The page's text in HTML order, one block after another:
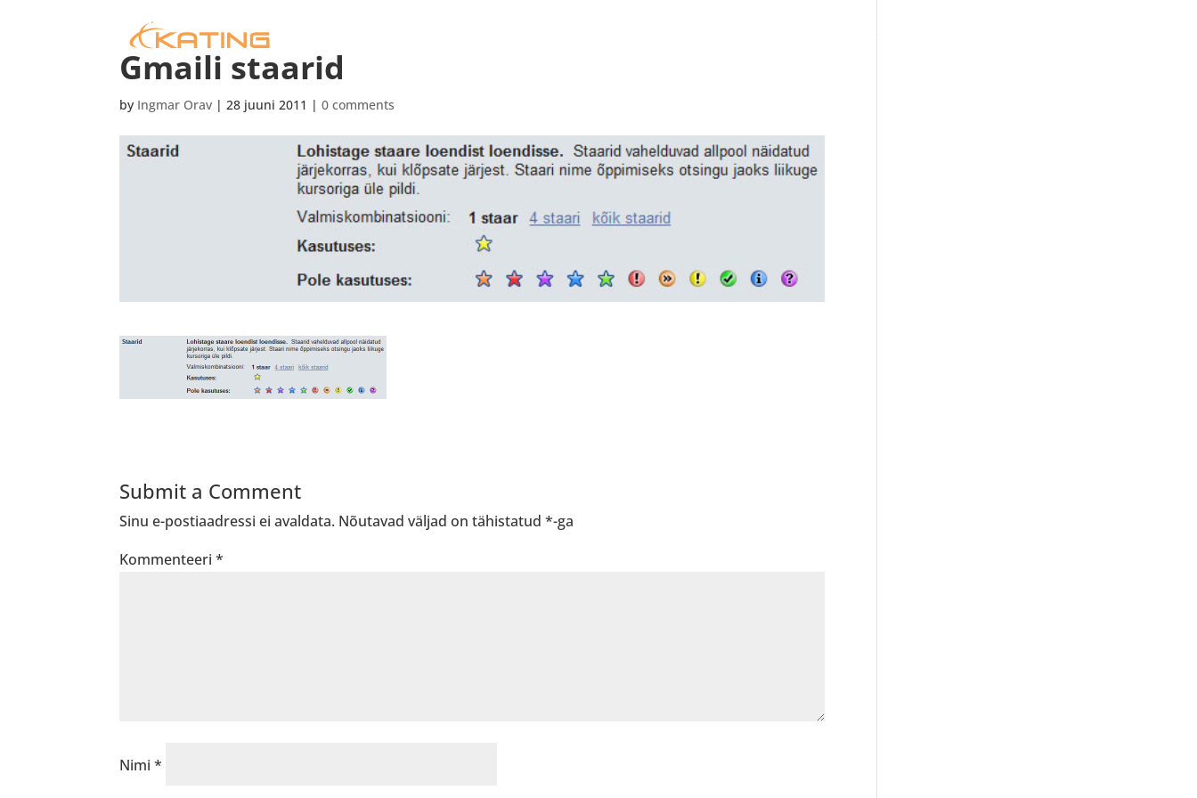
Gmaili staarid
by Ingmar Orav |28 juuni 2011 |0 comments
Submit a Comment
Sinu e-postiaadressi ei avaldata. Nõutavad väljad on tähistatud*-ga
Kommenteeri*
Nimi*